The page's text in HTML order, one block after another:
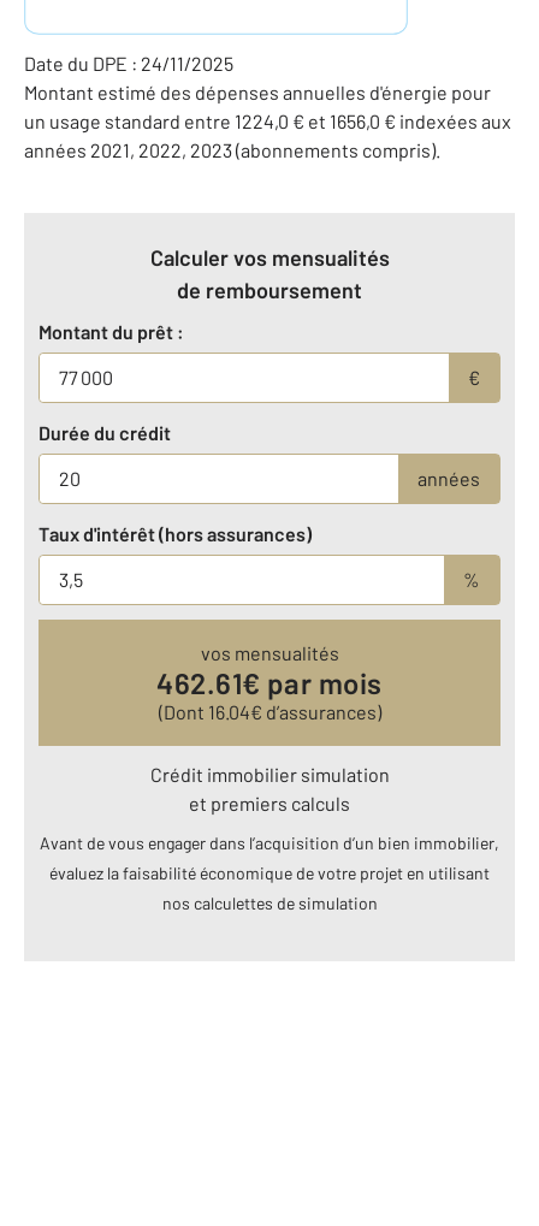
Date du DPE : 24/11/2025
Montant estimé des dépenses annuelles d'énergie pour
un usage standard entre 1224,0 € et 1656,0 € indexées aux
années 2021, 2022, 2023 (abonnements compris).
Calculer vos mensualités
de remboursement
Montant du prêt :
€
Durée du crédit
années
Taux d'intérêt (hors assurances)
%
vos mensualités
462.61€ par mois
(Dont 16.04€ d’assurances)
Crédit immobilier simulation
et premiers calculs
Avant de vous engager dans l’acquisition d’un bien immobilier,
évaluez la faisabilité économique de votre projet en utilisant
nos calculettes de simulation